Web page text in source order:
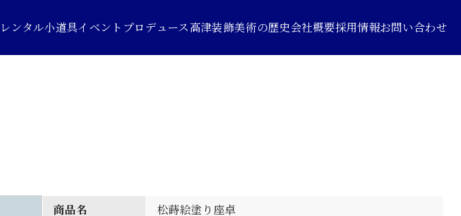
レンタル小道具イベントプロデュース高津装飾美術の歴史会社概要採用情報お問い合わせ
商品名
松蒔絵塗り座卓